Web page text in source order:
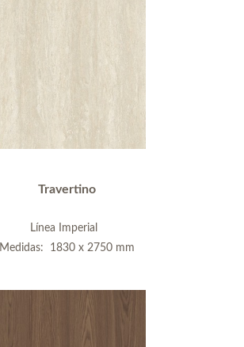
Travertino
Línea Imperial
Medidas: 1830 x 2750 mm